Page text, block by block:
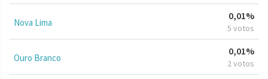
Nova Lima
0,01%
5 votos
Ouro Branco
0,01%
2 votos